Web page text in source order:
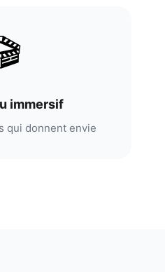
immersif
qui donnent envie